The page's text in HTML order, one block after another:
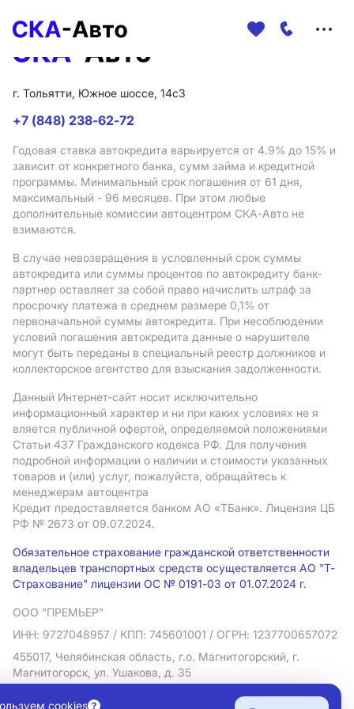
г. Тольятти, Южное шоссе, 14с3
+7 (848) 238-62-72
Годовая ставка автокредита варьируется от 4.9% до 15% и
зависит от конкретного банка, сумм займа и кредитной
программы. Минимальный срок погашения от 61 дня,
максимальный - 96 месяцев. При этом любые
дополнительные комиссии автоцентром СКА-Авто не
взимаются.
В случае невозвращения в условленный срок суммы
автокредита или суммы процентов по автокредиту банк-
партнер оставляет за собой право начислить штраф за
просрочку платежа в среднем размере 0,1% от
первоначальной суммы автокредита. При несоблюдении
условий погашения автокредита данные о нарушителе
могут быть переданы в специальный реестр должников и
коллекторское агентство для взыскания задолженности.
Данный Интернет-сайт носит исключительно
информационный характер и ни при каких условиях не я
вляется публичной офертой, определяемой положениями
Статьи 437 Гражданского кодекса РФ. Для получения
подробной информации о наличии и стоимости указанных
товаров и (или) услуг, пожалуйста, обращайтесь к
менеджерам автоцентра
Кредит предоставляется банком АO «ТБанк». Лицензия ЦБ
РФ № 2673 от 09.07.2024.
Обязательное страхование гражданской ответственности
владельцев транспортных средств осуществляется АО "Т-
Страхование" лицензии ОС № 0191-03 от 01.07.2024 г.
ООО "ПРЕМЬЕР"
ИНН: 9727048957 / КПП: 745601001 / ОГРН: 1237700657072
455017, Челябинская область, г.о. Магнитогорский, г.
Магнитогорск, ул. Ушакова, д. 35
Политика в отношении обработки персональных данных
cookies